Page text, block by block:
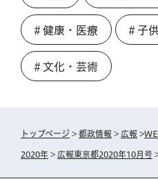
＃健康・医療 ＃子
＃文化・芸術
トップページ > 都政情報 > 広報 >
2020年 > 広報東京都2020年10月号